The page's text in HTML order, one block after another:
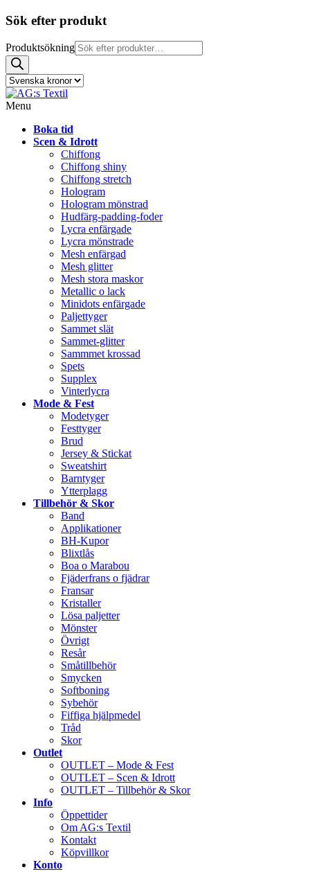
Sök efter produkt
Produktsökning
Menu
Boka tid
Scen & Idrott
Chiffong
Chiffong shiny
Chiffong stretch
Hologram
Hologram mönstrad
Hudfärg-padding-foder
Lycra enfärgade
Lycra mönstrade
Mesh enfärgad
Mesh glitter
Mesh stora maskor
Metallic o lack
Minidots enfärgade
Paljettyger
Sammet slät
Sammet-glitter
Sammmet krossad
Spets
Supplex
Vinterlycra
Mode & Fest
Modetyger
Festtyger
Brud
Jersey & Stickat
Sweatshirt
Barntyger
Ytterplagg
Tillbehör & Skor
Band
Applikationer
BH-Kupor
Blixtlås
Boa o Marabou
Fjäderfrans o fjädrar
Fransar
Kristaller
Lösa paljetter
Mönster
Övrigt
Resår
Småtillbehör
Smycken
Softboning
Sybehör
Fiffiga hjälpmedel
Tråd
Skor
Outlet
OUTLET – Mode & Fest
OUTLET – Scen & Idrott
OUTLET – Tillbehör & Skor
Info
Öppettider
Om AG:s Textil
Kontakt
Köpvillkor
Konto